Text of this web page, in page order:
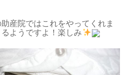
産院ではこれをやってくれま
ようですよ！楽しみ